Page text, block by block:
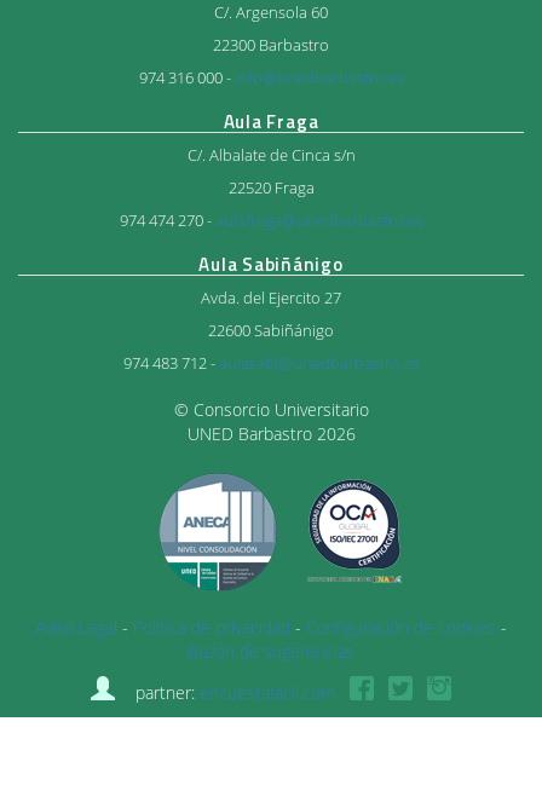
C/. Argensola 60
22300 Barbastro
974 316 000 - info@unedbarbastro.es
Aula Fraga
C/. Albalate de Cinca s/n
22520 Fraga
974 474 270 -aulafraga@unedbarbastro.es
Aula Sabiñánigo
Avda. del Ejercito 27
22600 Sabiñánigo
974 483 712 -aulasabi@unedbarbastro.es
© Consorcio Universitario
UNED Barbastro 2026
Aviso Legal - Política de privacidad - Configuración de cookies -
Buzón de sugerencias
partner: encuestafacil.com